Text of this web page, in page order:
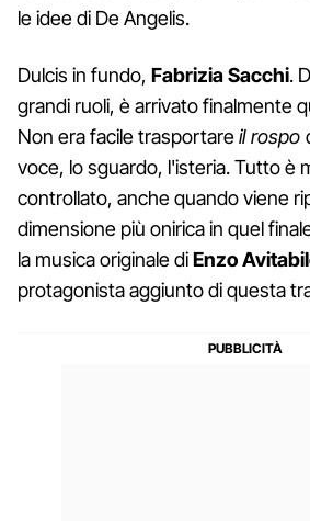
le idee di De Angelis.
Dulcis in fundo, FabriziaSacchi.
grandi ruoli, è arrivato finalmente
Non era facile trasportareil rospo
voce, lo sguardo, l'isteria. Tutto è
controllato, anche quando viene
dimensione più onirica in quel
la musica originale diEnzo
protagonista aggiunto di questa